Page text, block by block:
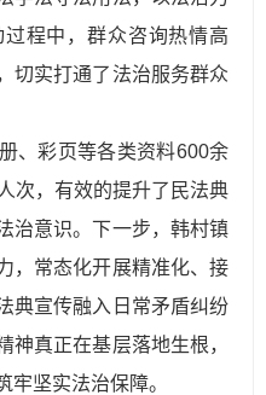
程中，群众咨询热情高
切实打通了法治服务群众
、彩页等各类资料600余
次，有效的提升了民法典
治意识。下一步，韩村镇
，常态化开展精准化、接
典宣传融入日常矛盾纠纷
神真正在基层落地生根，
牢坚实法治保障。